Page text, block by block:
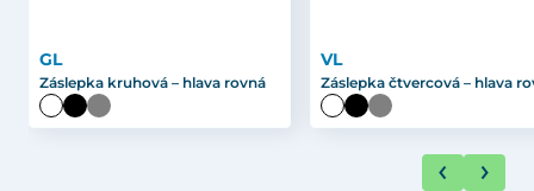
GL
Záslepka kruhová – hlava rovná
VL
Záslepka čtvercová – hlava